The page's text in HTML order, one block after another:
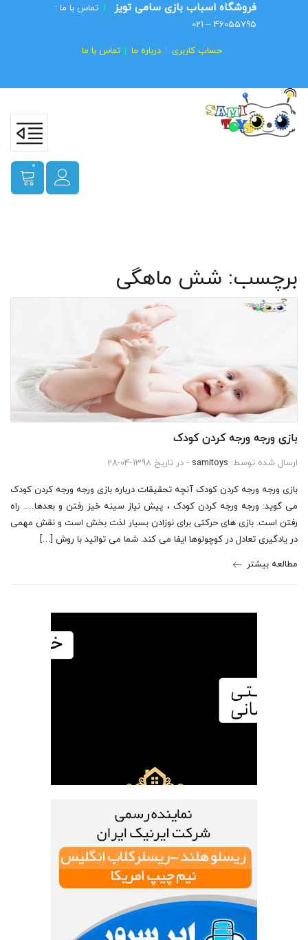
فروشگاه اسباب بازی سامی تویز | تماس با ما :
46055795 – 021
حساب کاربری درباره ما تماس با ما
0
برچسب: شش ماهگی
بازی ورجه ورجه کردن کودک
ارسال شده توسط: samitoys - در تاریخ 1398-04-28
بازی ورجه ورجه کردن کودک آنچه تحقیقات درباره بازی ورجه ورجه کردن کودک
می گوید: ورجه ورجه کردن کودک ، پیش نیاز سینه خیز رفتن و بعدها…. راه
رفتن است. بازی های حرکتی برای نوزادن بسیار لذت بخش است و نقش مهمی
در یادگیری تعادل در کوچولوها ایفا می کند. شما می توانید با روش […]
مطالعه بیشتر